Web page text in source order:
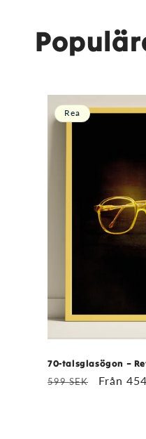
Rea
70-talsglasögon –
Ordinarie
599 SEK Från